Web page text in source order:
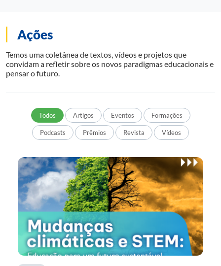
Ações
Temos uma coletânea de textos, vídeos e projetos que
convidam a refletir sobre os novos paradigmas educacionais e
pensar o futuro.
Todos Artigos Eventos Formações
Podcasts Prêmios Revista Vídeos